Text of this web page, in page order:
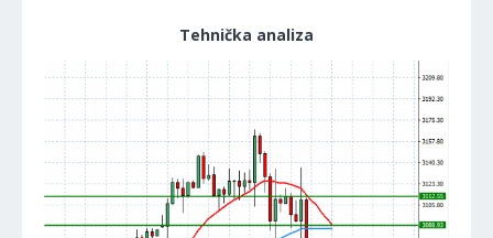
Tehnička analiza